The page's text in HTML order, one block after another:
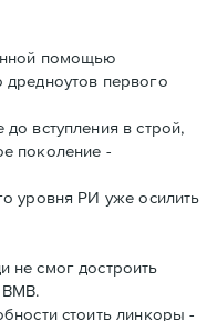
помощью
дредноутов первого
вступления в строй,
поколение -
уровня РИ уже осилить
не смог достроить
ВМВ.
стоить линкоры -